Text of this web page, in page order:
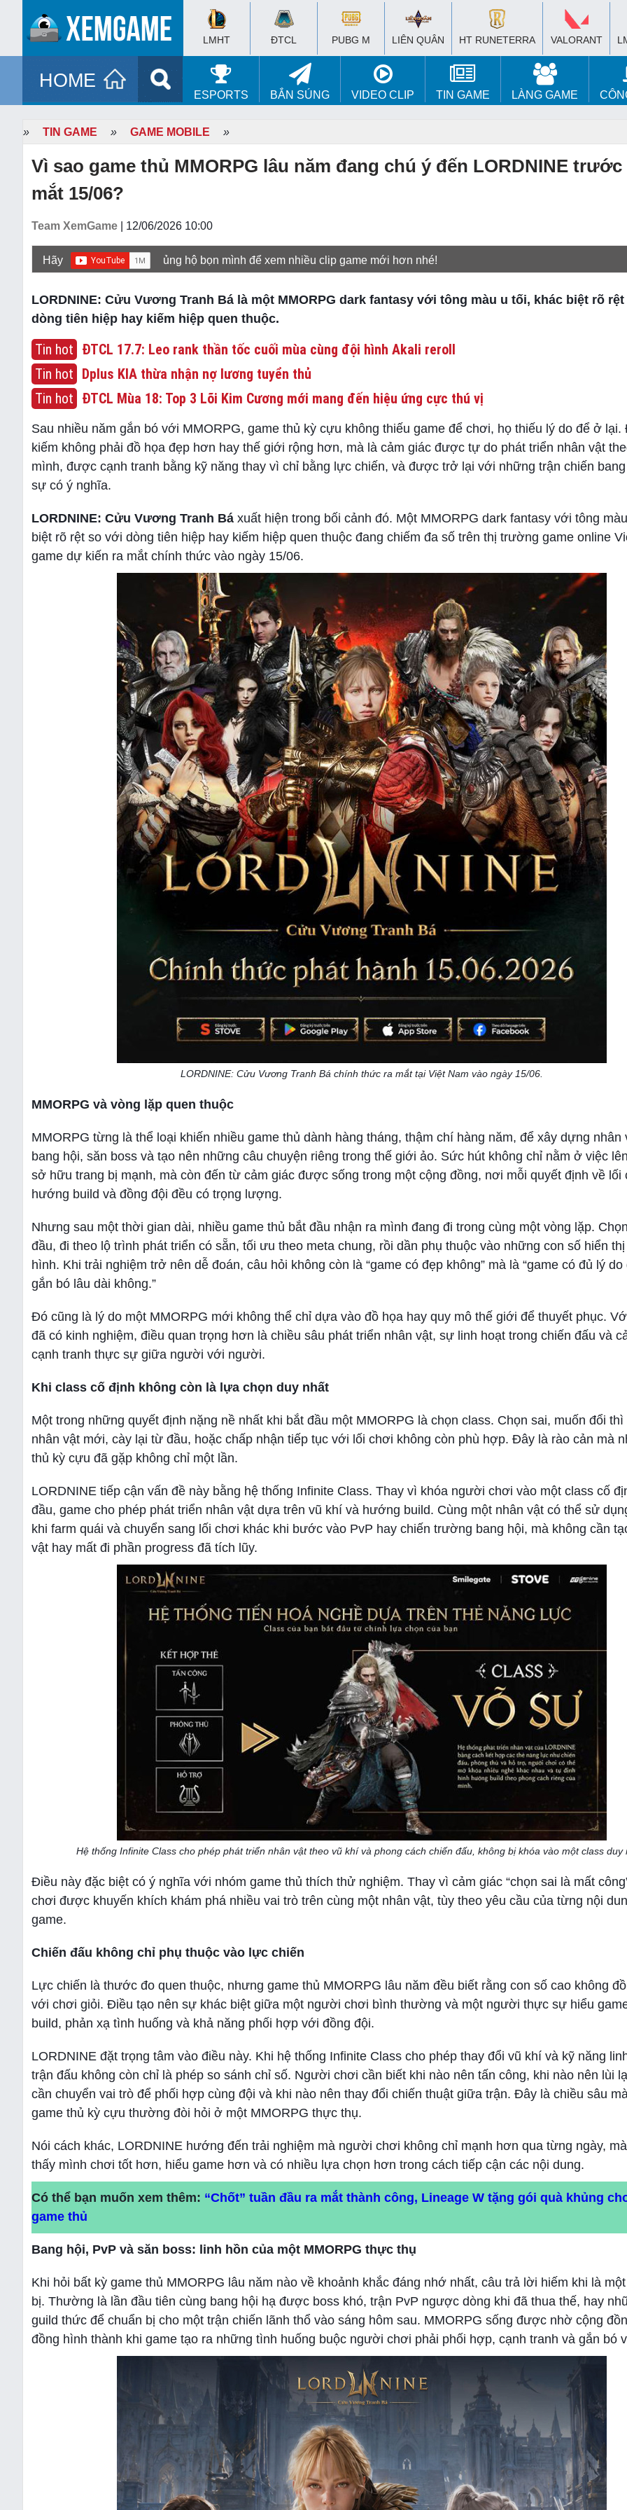
LMHT ĐTCL PUBG M LIÊN QUÂN HT RUNETERRA VALORANT
HOME
ESPORTS BẮN SÚNG VIDEO CLIP TIN GAME LÀNG GAME
» TIN GAME » GAME MOBILE »
Vì sao game thủ MMORPG lâu năm đang chú ý đến LORDNINE
mắt 15/06?
Team XemGame | 12/06/2026 10:00
Hãy ủng hộ bọn mình để xem nhiều clip game mới hơn nhé!
LORDNINE: Cửu Vương Tranh Bá là một MMORPG dark fantasy với tông màu u tối, khác biệt rõ
dòng tiên hiệp hay kiếm hiệp quen thuộc.
Tin hot ĐTCL 17.7: Leo rank thần tốc cuối mùa cùng đội hình Akali reroll
Tin hot Dplus KIA thừa nhận nợ lương tuyển thủ
Tin hot ĐTCL Mùa 18: Top 3 Lõi Kim Cương mới mang đến hiệu ứng cực thú vị
Sau nhiều năm gắn bó với MMORPG, game thủ kỳ cựu không thiếu game để chơi, họ thiếu lý do để ở lại.
kiếm không phải đồ họa đẹp hơn hay thế giới rộng hơn, mà là cảm giác được tự do phát triển nhân vật
mình, được cạnh tranh bằng kỹ năng thay vì chỉ bằng lực chiến, và được trở lại với những trận chiến
sự có ý nghĩa.
LORDNINE: Cửu Vương Tranh Bá xuất hiện trong bối cảnh đó. Một MMORPG dark fantasy với tông
biệt rõ rệt so với dòng tiên hiệp hay kiếm hiệp quen thuộc đang chiếm đa số trên thị trường game online
game dự kiến ra mắt chính thức vào ngày 15/06.
LORDNINE: Cửu Vương Tranh Bá chính thức ra mắt tại Việt Nam vào ngày 15/06.
MMORPG và vòng lặp quen thuộc
MMORPG từng là thể loại khiến nhiều game thủ dành hàng tháng, thậm chí hàng năm, để xây dựng nhân
bang hội, săn boss và tạo nên những câu chuyện riêng trong thế giới ảo. Sức hút không chỉ nằm ở việc
sở hữu trang bị mạnh, mà còn đến từ cảm giác được sống trong một cộng đồng, nơi mỗi quyết định về lối
hướng build và đồng đội đều có trọng lượng.
Nhưng sau một thời gian dài, nhiều game thủ bắt đầu nhận ra mình đang đi trong cùng một vòng lặp.
đầu, đi theo lộ trình phát triển có sẵn, tối ưu theo meta chung, rồi dần phụ thuộc vào những con số hiển
hình. Khi trải nghiệm trở nên dễ đoán, câu hỏi không còn là “game có đẹp không” mà là “game có đủ lý do
gắn bó lâu dài không.”
Đó cũng là lý do một MMORPG mới không thể chỉ dựa vào đồ họa hay quy mô thế giới để thuyết phục.
đã có kinh nghiệm, điều quan trọng hơn là chiều sâu phát triển nhân vật, sự linh hoạt trong chiến đấu và
cạnh tranh thực sự giữa người với người.
Khi class cố định không còn là lựa chọn duy nhất
Một trong những quyết định nặng nề nhất khi bắt đầu một MMORPG là chọn class. Chọn sai, muốn đổi thì
nhân vật mới, cày lại từ đầu, hoặc chấp nhận tiếp tục với lối chơi không còn phù hợp. Đây là rào cản mà
thủ kỳ cựu đã gặp không chỉ một lần.
LORDNINE tiếp cận vấn đề này bằng hệ thống Infinite Class. Thay vì khóa người chơi vào một class cố
đầu, game cho phép phát triển nhân vật dựa trên vũ khí và hướng build. Cùng một nhân vật có thể sử
khi farm quái và chuyển sang lối chơi khác khi bước vào PvP hay chiến trường bang hội, mà không cần
vật hay mất đi phần progress đã tích lũy.
Hệ thống Infinite Class cho phép phát triển nhân vật theo vũ khí và phong cách chiến đấu, không bị khóa vào một class duy
Điều này đặc biệt có ý nghĩa với nhóm game thủ thích thử nghiệm. Thay vì cảm giác “chọn sai là mất
chơi được khuyến khích khám phá nhiều vai trò trên cùng một nhân vật, tùy theo yêu cầu của từng nội
game.
Chiến đấu không chỉ phụ thuộc vào lực chiến
Lực chiến là thước đo quen thuộc, nhưng game thủ MMORPG lâu năm đều biết rằng con số cao không
với chơi giỏi. Điều tạo nên sự khác biệt giữa một người chơi bình thường và một người thực sự hiểu
build, phản xạ tình huống và khả năng phối hợp với đồng đội.
LORDNINE đặt trọng tâm vào điều này. Khi hệ thống Infinite Class cho phép thay đổi vũ khí và kỹ năng
trận đấu không còn chỉ là phép so sánh chỉ số. Người chơi cần biết khi nào nên tấn công, khi nào nên lùi
cần chuyển vai trò để phối hợp cùng đội và khi nào nên thay đổi chiến thuật giữa trận. Đây là chiều sâu
game thủ kỳ cựu thường đòi hỏi ở một MMORPG thực thụ.
Nói cách khác, LORDNINE hướng đến trải nghiệm mà người chơi không chỉ mạnh hơn qua từng ngày,
thấy mình chơi tốt hơn, hiểu game hơn và có nhiều lựa chọn hơn trong cách tiếp cận các nội dung.
Có thể bạn muốn xem thêm: “Chốt” tuần đầu ra mắt thành công, Lineage W tặng gói quà khủng
game thủ
Bang hội, PvP và săn boss: linh hồn của một MMORPG thực thụ
Khi hỏi bất kỳ game thủ MMORPG lâu năm nào về khoảnh khắc đáng nhớ nhất, câu trả lời hiếm khi là
bị. Thường là lần đầu tiên cùng bang hội hạ được boss khó, trận PvP ngược dòng khi đã thua thế, hay
guild thức để chuẩn bị cho một trận chiến lãnh thổ vào sáng hôm sau. MMORPG sống được nhờ cộng
đồng hình thành khi game tạo ra những tình huống buộc người chơi phải phối hợp, cạnh tranh và gắn bó